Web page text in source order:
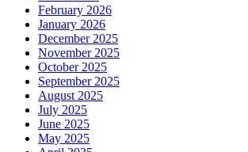
February 2026
January 2026
December 2025
November 2025
October 2025
September 2025
August 2025
July 2025
June 2025
May 2025